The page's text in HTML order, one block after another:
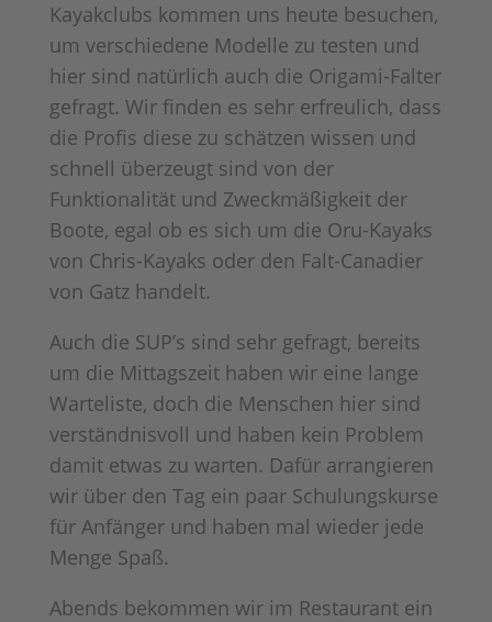
Kayakclubs kommen uns heute besuchen,
um verschiedene Modelle zu testen und
hier sind natürlich auch die Origami-Falter
gefragt. Wir finden es sehr erfreulich, dass
die Profis diese zu schätzen wissen und
schnell überzeugt sind von der
Funktionalität und Zweckmäßigkeit der
Boote, egal ob es sich um die Oru-Kayaks
von Chris-Kayaks oder den Falt-Canadier
von Gatz handelt.
Auch die SUP’s sind sehr gefragt, bereits
um die Mittagszeit haben wir eine lange
Warteliste, doch die Menschen hier sind
verständnisvoll und haben kein Problem
damit etwas zu warten. Dafür arrangieren
wir über den Tag ein paar Schulungskurse
für Anfänger und haben mal wieder jede
Menge Spaß.
Abends bekommen wir im Restaurant ein